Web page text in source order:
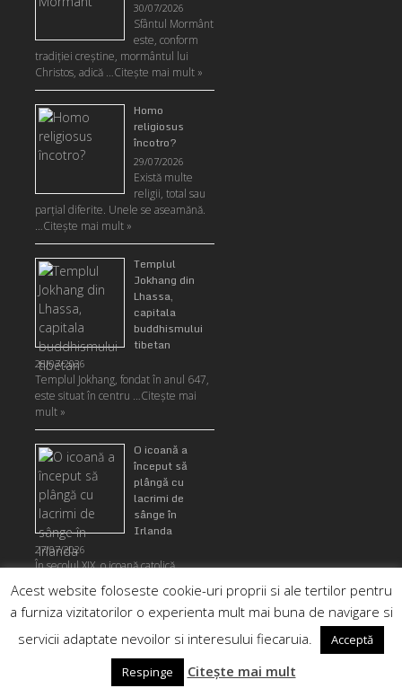
30/07/2026
Sfântul Mormânt
este, conform
tradiţiei creştine, mormântul lui
Christos, adică …Citeşte mai mult »
Homo
religiosus
încotro?
29/07/2026
Există multe
religii, total sau
parţial diferite. Unele se aseamănă.
…Citeşte mai mult »
Templul
Jokhang din
Lhassa,
capitala
buddhismului
tibetan
28/07/2026
Templul Jokhang, fondat în anul 647,
este situat în centru …Citeşte mai
mult »
O icoană a
început să
plângă cu
lacrimi de
sânge în
Irlanda
27/07/2026
În secolul XIX, o icoană catolică
mai mult »
Un craniu
fost găsit în
munţii Rodopi
Acest website foloseste cookie-uri proprii si ale tertilor pentru
a furniza vizitatorilor o experienta mult mai buna de navigare si
servicii adaptate nevoilor si interesului fiecaruia.
Acceptă
Respinge
Citește mai mult